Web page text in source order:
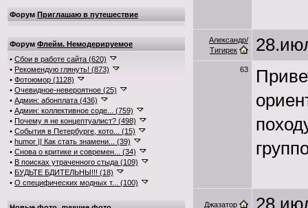
Форум Приглашаю в путешествие
Форум Флейм. Немодерируемое
• Сбои в работе сайта (620)
• Рекомендую глянуть! (873)
• Фотоюмор (1128)
• Очевидное-невероятное (25)
• Админ: абонплата (436)
• Админ: коллективное соде... (759)
• Почему я не концептуалист? (498)
• События в Петербурге, кото... (15)
• humor || Как стать знамени... (39)
• Снова о критике и современ... (34)
• В поисках утраченного стыда (109)
• БУДЬТЕ БДИТЕЛЬНЫ!!! (18)
• О специфических модных т... (100)
Александр/
Тигирек
63
Джазатор